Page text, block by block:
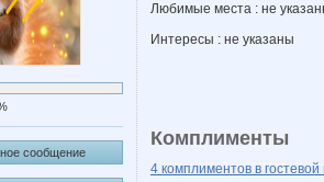
сообщение
Любимые места : не
Интересы : не указаны
Комплименты
4 комплиментов в гостевой